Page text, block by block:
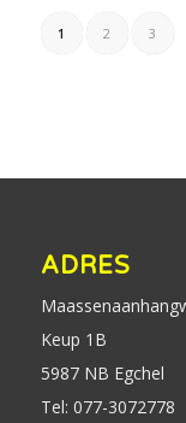
1 2 3
ADRES
Keup 1B
5987 NB Egchel
Tel: 077-3072778